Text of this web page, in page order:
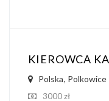
KIEROWCA
Polska, Polkowice
3000 zł